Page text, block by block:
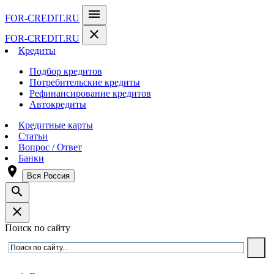
FOR-CREDIT.RU menu
FOR-CREDIT.RU close
Кредиты
Подбор кредитов
Потребительские кредиты
Рефинансирование кредитов
Автокредиты
Кредитные карты
Статьи
Вопрос / Ответ
Банки
room Вся Россия
search
close
Поиск по сайту